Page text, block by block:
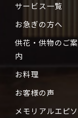
サービス一覧
お急ぎの方へ
供花・供物のご案
内
お料理
お客様の声
メモリアルエピソ